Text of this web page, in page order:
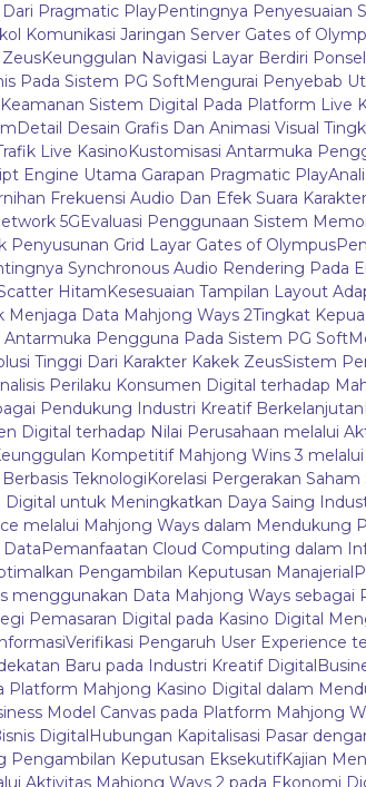
Pragmatic PlayPentingnya Penyesuaian
Komunikasi Jaringan Server Gates of
Keunggulan Navigasi Layar Berdiri
Pada Sistem PG SoftMengurai Penyebab
Sistem Digital Pada Platform Live
Detail Desain Grafis Dan Animasi Visual
Live KasinoKustomisasi Antarmuka
Engine Utama Garapan Pragmatic Play
Frekuensi Audio Dan Efek Suara
5GEvaluasi Penggunaan Sistem
Penyusunan Grid Layar Gates of Olympus
Synchronous Audio Rendering Pada
HitamKesesuaian Tampilan Layout
Data Mahjong Ways 2Tingkat
Antarmuka Pengguna Pada Sistem PG Soft
Tinggi Dari Karakter Kakek ZeusSistem
Perilaku Konsumen Digital terhadap
Pendukung Industri Kreatif Berkelanjutan
Digital terhadap Nilai Perusahaan melalui
Kompetitif Mahjong Wins 3
TeknologiKorelasi Pergerakan
Digital untuk Meningkatkan Daya Saing
melalui Mahjong Ways dalam Mendukung
Pemanfaatan Cloud Computing dalam
Pengambilan Keputusan Manajerial
menggunakan Data Mahjong Ways
Pemasaran Digital pada Kasino Digital
Verifikasi Pengaruh User Experience
Baru pada Industri Kreatif Digital
Platform Mahjong Kasino Digital dalam
Model Canvas pada Platform
DigitalHubungan Kapitalisasi Pasar
Pengambilan Keputusan EksekutifKajian
Aktivitas Mahjong Ways 2 pada Ekonomi